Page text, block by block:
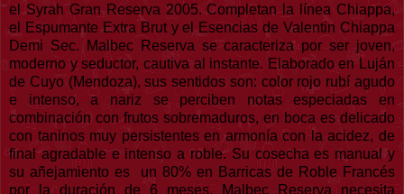
el Syrah Gran Reserva 2005. Completan la línea Chiappa,
el Espumante Extra Brut y el Esencias de Valentin Chiappa
Demi Sec. Malbec Reserva se caracteriza por ser joven,
moderno y seductor, cautiva al instante. Elaborado en Luján
de Cuyo (Mendoza), sus sentidos son: color rojo rubí agudo
e intenso, a nariz se perciben notas especiadas en
combinación con frutos sobremaduros, en boca es delicado
con taninos muy persistentes en armonía con la acidez, de
final agradable e intenso a roble. Su cosecha es manual y
su añejamiento es un 80% en Barricas de Roble Francés
por la duración de 6 meses. Malbec Reserva necesita